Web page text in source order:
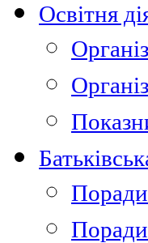
Освітня
Поради